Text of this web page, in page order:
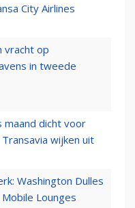
City Airlines
vracht op
in tweede
maand dicht voor
wijken uit
Washington Dulles
Lounges